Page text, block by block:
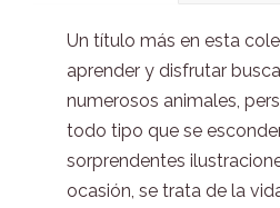
Un título más en esta
aprender y disfrutar
numerosos animales,
todo tipo que se
sorprendentes
ocasión, se trata de la